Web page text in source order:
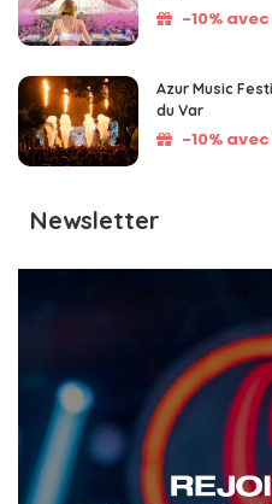
-10% avec
Azur Music
du Var
-10% avec
Newsletter